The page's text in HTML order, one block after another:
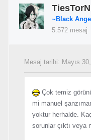
TiesTorN
~Black
5.572 mesaj
Mesaj tarihi: Mayıs
Çok temiz
mi manuel
yoktur herhalde.
sorunlar çıktı veya